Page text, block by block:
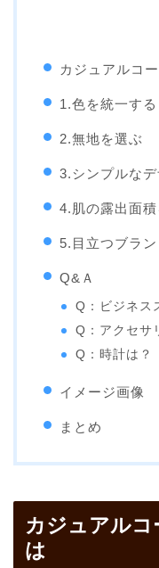
カジュアルコ
1.色を統一する
2.無地を選ぶ
3.シンプルな
4.肌の露出面
5.目立つブラ
Q&Ａ
Q：ビジネス
Q：アクセサ
Q：時計は？
イメージ画像
まとめ
カジュアルコ
は